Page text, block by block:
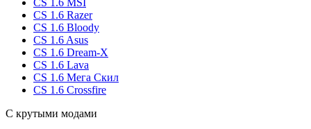
CS 1.6 MSI
CS 1.6 Razer
CS 1.6 Bloody
CS 1.6 Asus
CS 1.6 Dream-X
CS 1.6 Lava
CS 1.6 Мега Скил
CS 1.6 Crossfire
С крутыми модами